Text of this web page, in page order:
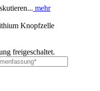
mehr
Knopfzelle
freigeschaltet.